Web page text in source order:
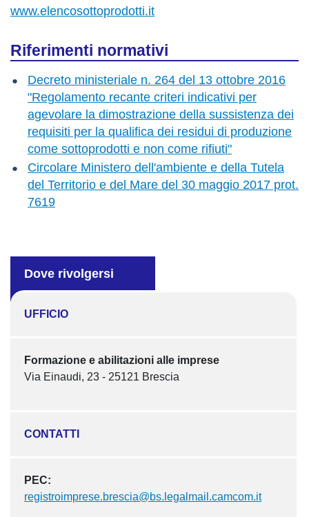
www.elencosottoprodotti.it
Riferimenti normativi
Decreto ministeriale n. 264 del 13 ottobre 2016
"Regolamento recante criteri indicativi per
agevolare la dimostrazione della sussistenza dei
requisiti per la qualifica dei residui di produzione
come sottoprodotti e non come rifiuti"
Circolare Ministero dell'ambiente e della Tutela
del Territorio e del Mare del 30 maggio 2017 prot.
7619
Dove rivolgersi
UFFICIO
Formazione e abilitazioni alle imprese
Via Einaudi, 23 - 25121 Brescia
CONTATTI
PEC:
registroimprese.brescia@bs.legalmail.camcom.it